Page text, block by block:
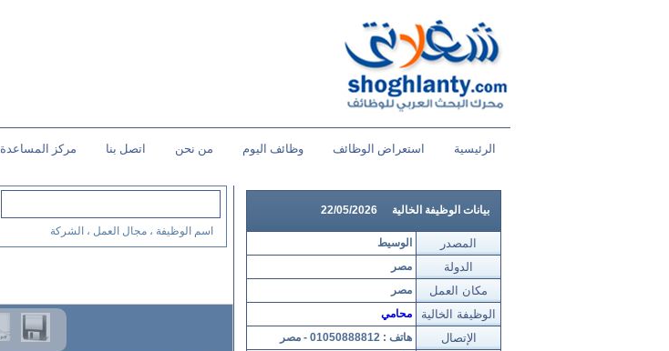
الرئيسية استعراض الوظائف وظائف اليوم من نحن اتصل بنا مركز المساعدة
بيانات الوظيفة الخالية 22/05/2026
الوسيط المصدر
مصر الدولة
مصر مكان العمل
محامي الوظيفة الخالية
هاتف : 01050888812 - مصر الإتصال
اسم الوظيفة ، مجال العمل ، الشركة